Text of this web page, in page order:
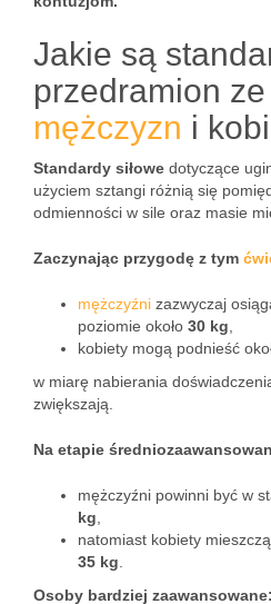
Jakie są
przedramion
mężczyzn i
Standardy siłowe dotyczące
użyciem sztangi różnią się
odmienności w sile oraz masie
Zaczynając przygodę z tym
mężczyźni zazwyczaj
poziomie około 30 kg
kobiety mogą podnieść
w miarę nabierania
zwiększają.
Na etapie
mężczyźni powinni być w
kg
natomiast kobiety
35 kg
Osoby bardziej zaawansowane: